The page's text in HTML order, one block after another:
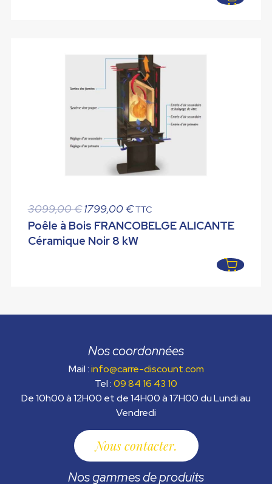
3099,00€ Le
prix
initial
1799,00€Le
prix
actuel
TTC
Poêle à Bois FRANCOBELGE ALICANTE
Céramique Noir 8 kW
Nos coordonnées
Mail :info@carre-discount.com
Tel :09 84 16 43 10
De 10h00 à 12H00 et de 14H00 à 17H00 du Lundi au
Vendredi
Nous contacter
Nos gammes de produits